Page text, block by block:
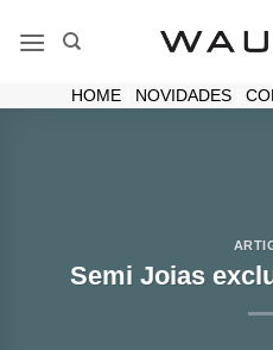
HOME| NOVIDADES|
Semi Joias